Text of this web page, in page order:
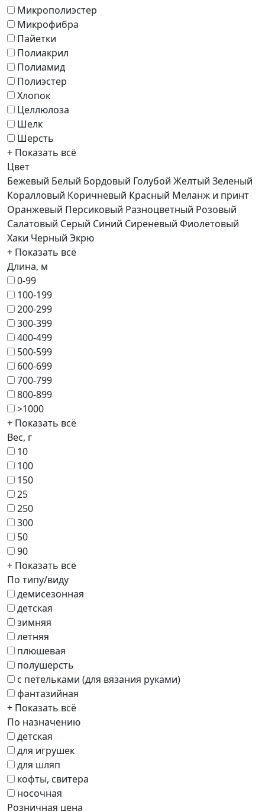
Микрополиэстер
Микрофибра
Пайетки
Полиакрил
Полиамид
Полиэстер
Хлопок
Целлюлоза
Шелк
Шерсть
+ Показать всё
Цвет
Бежевый Белый Бордовый Голубой Желтый Зеленый
Коралловый Коричневый Красный Меланж и принт
Оранжевый Персиковый Разноцветный Розовый
Салатовый Серый Синий Сиреневый Фиолетовый
Хаки Черный Экрю
+ Показать всё
Длина, м
0-99
100-199
200-299
300-399
400-499
500-599
600-699
700-799
800-899
>1000
+ Показать всё
Вес, г
10
100
150
25
250
300
50
90
+ Показать всё
По типу/виду
демисезонная
детская
зимняя
летняя
плюшевая
полушерсть
с петельками (для вязания руками)
фантазийная
+ Показать всё
По назначению
детская
для игрушек
для шляп
кофты, свитера
носочная
Розничная цена